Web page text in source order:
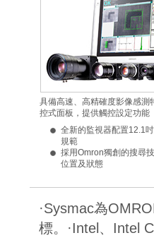
具備高速、高精確度影像感測
控式面板，提供觸控設定功能
全新的監視器配置12.1
規範
採用Omron獨創的搜尋
位置及狀態
·Sysmac為
標。·Intel、Intel